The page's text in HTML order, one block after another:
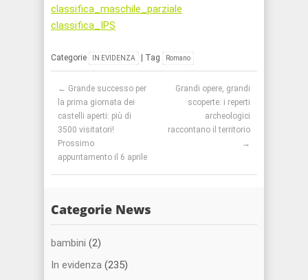
classifica_maschile_parziale
classifica_IPS
Categorie IN EVIDENZA | Tag Romano
← Grande successo per
la prima giornata dei
castelli aperti: più di
3500 visitatori!
Prossimo
appuntamento il 6 aprile
Grandi opere, grandi
scoperte: i reperti
archeologici
raccontano il territorio
→
Categorie News
bambini (2)
In evidenza (235)